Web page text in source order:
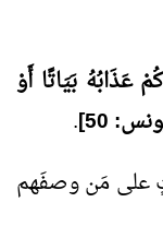
عَذَابُهُ بَيَاتًا أَوْ
50
]
.
على مَن وصفَهم